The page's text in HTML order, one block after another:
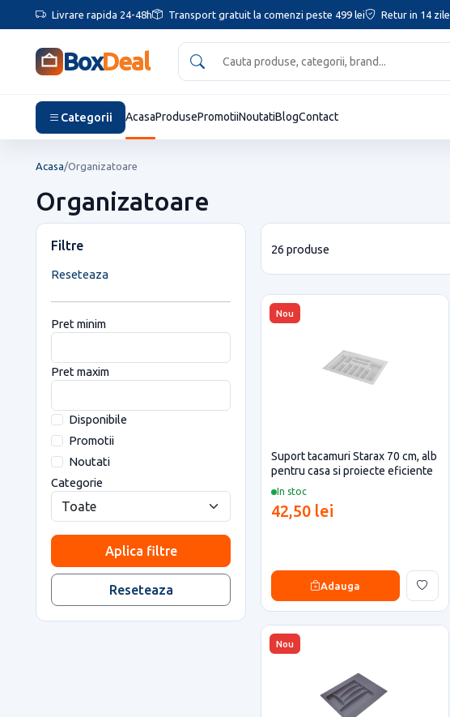
Livrare rapida 24-48h Transport gratuit la comenzi peste 499 lei Retur in 14 zile
BoxDeal
Categorii AcasaProdusePromotiiNoutatiBlogContact
Acasa/Organizatoare
Organizatoare
Filtre
Reseteaza
Pret minim
Pret maxim
Disponibile
Promotii
Noutati
Categorie
Aplica filtre
Reseteaza
26 produse
Nou
In stoc
Suport tacamuri Starax 70 cm, alb
pentru casa si proiecte eficiente
42,50 lei
Adauga
Nou